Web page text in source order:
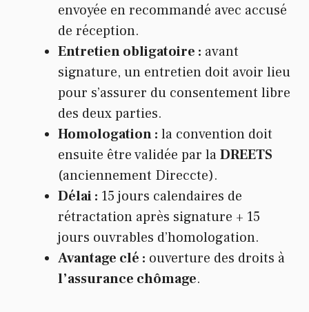
envoyée en recommandé avec accusé
de réception.
Entretien obligatoire : avant
signature, un entretien doit avoir lieu
pour s’assurer du consentement libre
des deux parties.
Homologation : la convention doit
ensuite être validée par laDREETS
(anciennement Direccte).
Délai : 15 jours calendaires de
rétractation après signature + 15
jours ouvrables d’homologation.
Avantage clé : ouverture des droits à
l’assurance chômage.